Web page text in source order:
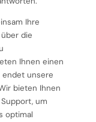
Ihre
die
Ihnen einen
endet unsere
bieten Ihnen
um
optimal